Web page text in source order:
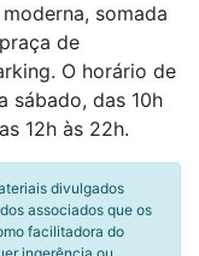
somada
de
O horário de
sábado, das 10h
12h às 22h.
divulgados
associados que os
facilitadora do